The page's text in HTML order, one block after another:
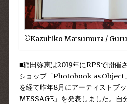
©︎Kazuhiko Matsumura /
■稲田弥恵は2019年にRPSで開催
ショップ「Photobook as Object
を経て昨年8月にアーティストブ
MESSAGE」 を発表しました。自